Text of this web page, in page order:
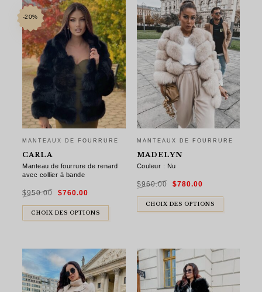
-20%
MANTEAUX DE FOURRURE
CARLA
Manteau de fourrure de renard
avec collier à bande
$950.00
Le
prix
était :
$950.00.
$760.00
est :
$760.00.
CHOIX DES OPTIONS
MANTEAUX DE FOURRURE
MADELYN
Couleur : Nu
$960.00
Le
prix
était :
$960.00.
$780.00prix
est :
$780.00.
CHOIX DES OPTIONS